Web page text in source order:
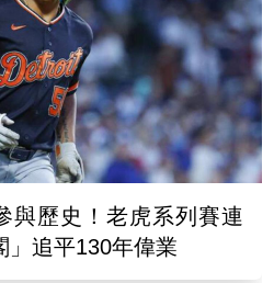
與歷史！老虎系列賽連
」追平130年偉業